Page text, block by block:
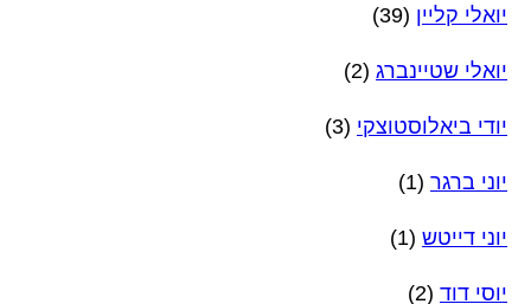
יואלי קליין (39)
יואלי שטיינברג (2)
יודי ביאלוסטוצקי (3)
יוני ברגר (1)
יוני דייטש (1)
יוסי דוד (2)